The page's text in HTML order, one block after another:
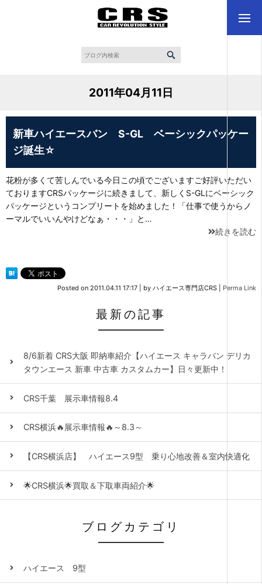
2011年04月11日
新車ハイエースバン S-GL ベーシックパッケー
ジ誕生☆
花粉が多くて苦しんでいる今日この頃でございますご好評いただい
ておりますCRSパッケージに続きまして、新しくS-GLにベーシック
パッケージというコンプリートを始めました！「仕事で使うからノ
ーマルでいいんやけどなぁ・・・」と…
続きを読む
Posted on 2011.04.11 17:17 by ハイエース専門店CRS Perma Link
最新の記事
8/6新着 CRS大阪 即納車紹介【ハイエース キャラバン デリカ
タウンエース 新車 中古車 カスタムカー】日々更新中！
CRS千葉 展示車情報8.4
CRS横浜🔥展示車情報🔥～8.3～
【CRS横浜店】 ハイエース9型 乗り心地改善＆室内快適化
🌟CRS横浜🌟買取＆下取車両紹介🌟
ブログカテゴリ
ハイエース 9型